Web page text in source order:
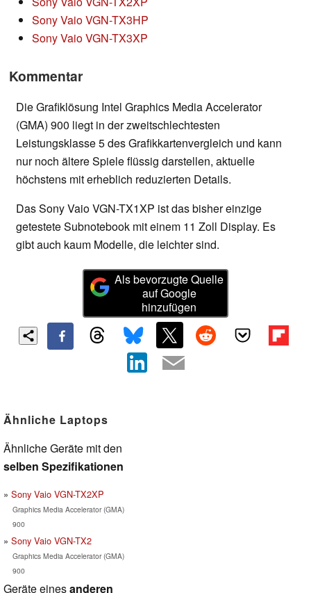
Sony Vaio VGN-TX3HP
Sony Vaio VGN-TX3XP
Kommentar
Die Grafiklösung Intel Graphics Media Accelerator
(GMA) 900 liegt in der zweitschlechtesten
Leistungsklasse 5 des Grafikkartenvergleich und kann
nur noch ältere Spiele flüssig darstellen, aktuelle
höchstens mit erheblich reduzierten Details.
Das Sony Vaio VGN-TX1XP ist das bisher einzige
getestete Subnotebook mit einem 11 Zoll Display. Es
gibt auch kaum Modelle, die leichter sind.
Als bevorzugte Quelle
auf Google
hinzufügen
Ähnliche Laptops
Ähnliche Geräte mit den
selben Spezifikationen
Sony Vaio VGN-TX2XP
Graphics Media Accelerator (GMA)
900
Sony Vaio VGN-TX2
Graphics Media Accelerator (GMA)
900
Geräte einesanderen